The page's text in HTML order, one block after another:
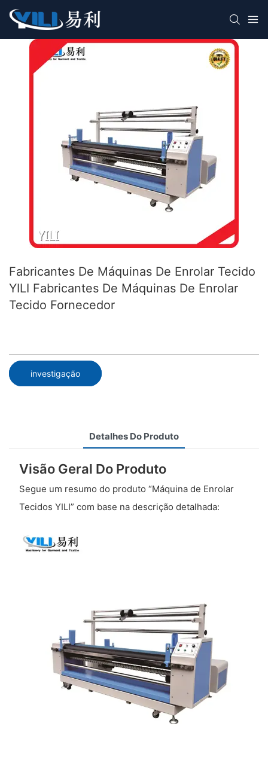
Fabricantes De Máquinas De Enrolar Tecido
YILI​ Fabricantes De Máquinas De Enrolar
Tecido​ Fornecedor
investigação
Detalhes Do Produto
Visão Geral Do Produto
Segue um resumo do produto “Máquina de Enrolar
Tecidos YILI” com base na descrição detalhada: